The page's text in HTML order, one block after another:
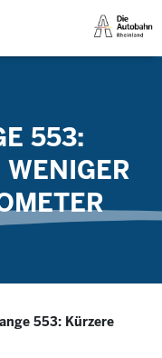
553:
WENIGER
553: Kürzere